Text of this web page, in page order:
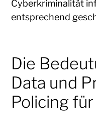
Cyberkriminalität
entsprechend
Die
Data und
Policing